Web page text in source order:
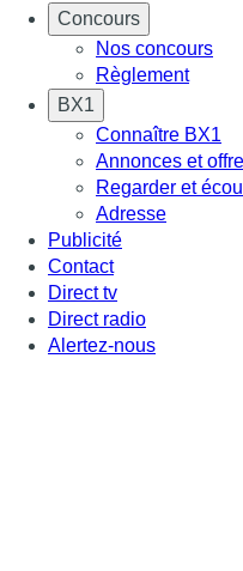
Concours
Nos concours
Règlement
BX1
Connaître BX1
Annonces et
Regarder et
Adresse
Publicité
Contact
Direct tv
Direct radio
Alertez-nous